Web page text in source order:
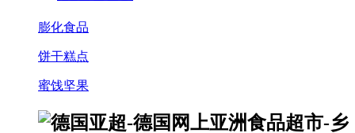
膨化食品
饼干糕点
蜜饯坚果